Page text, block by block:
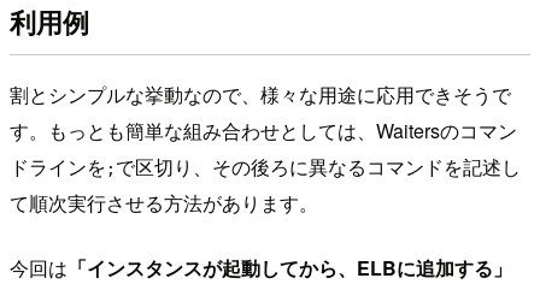
利用例
割とシンプルな挙動なので、様々な用途に応用できそうで
す。もっとも簡単な組み合わせとしては、Waitersのコマン
ドラインを ; で区切り、その後ろに異なるコマンドを記述し
て順次実行させる方法があります。
今回は 「インスタンスが起動してから、ELBに追加する」